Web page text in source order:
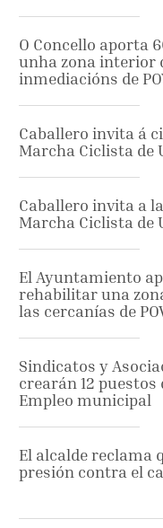
O Concello aporta
unha zona interior
inmediacións de
Caballero invita á
Marcha Ciclista de
Caballero invita a
Marcha Ciclista de
El Ayuntamiento
rehabilitar una
las cercanías de
Sindicatos y
crearán 12
Empleo municipal
El alcalde reclama
presión contra el